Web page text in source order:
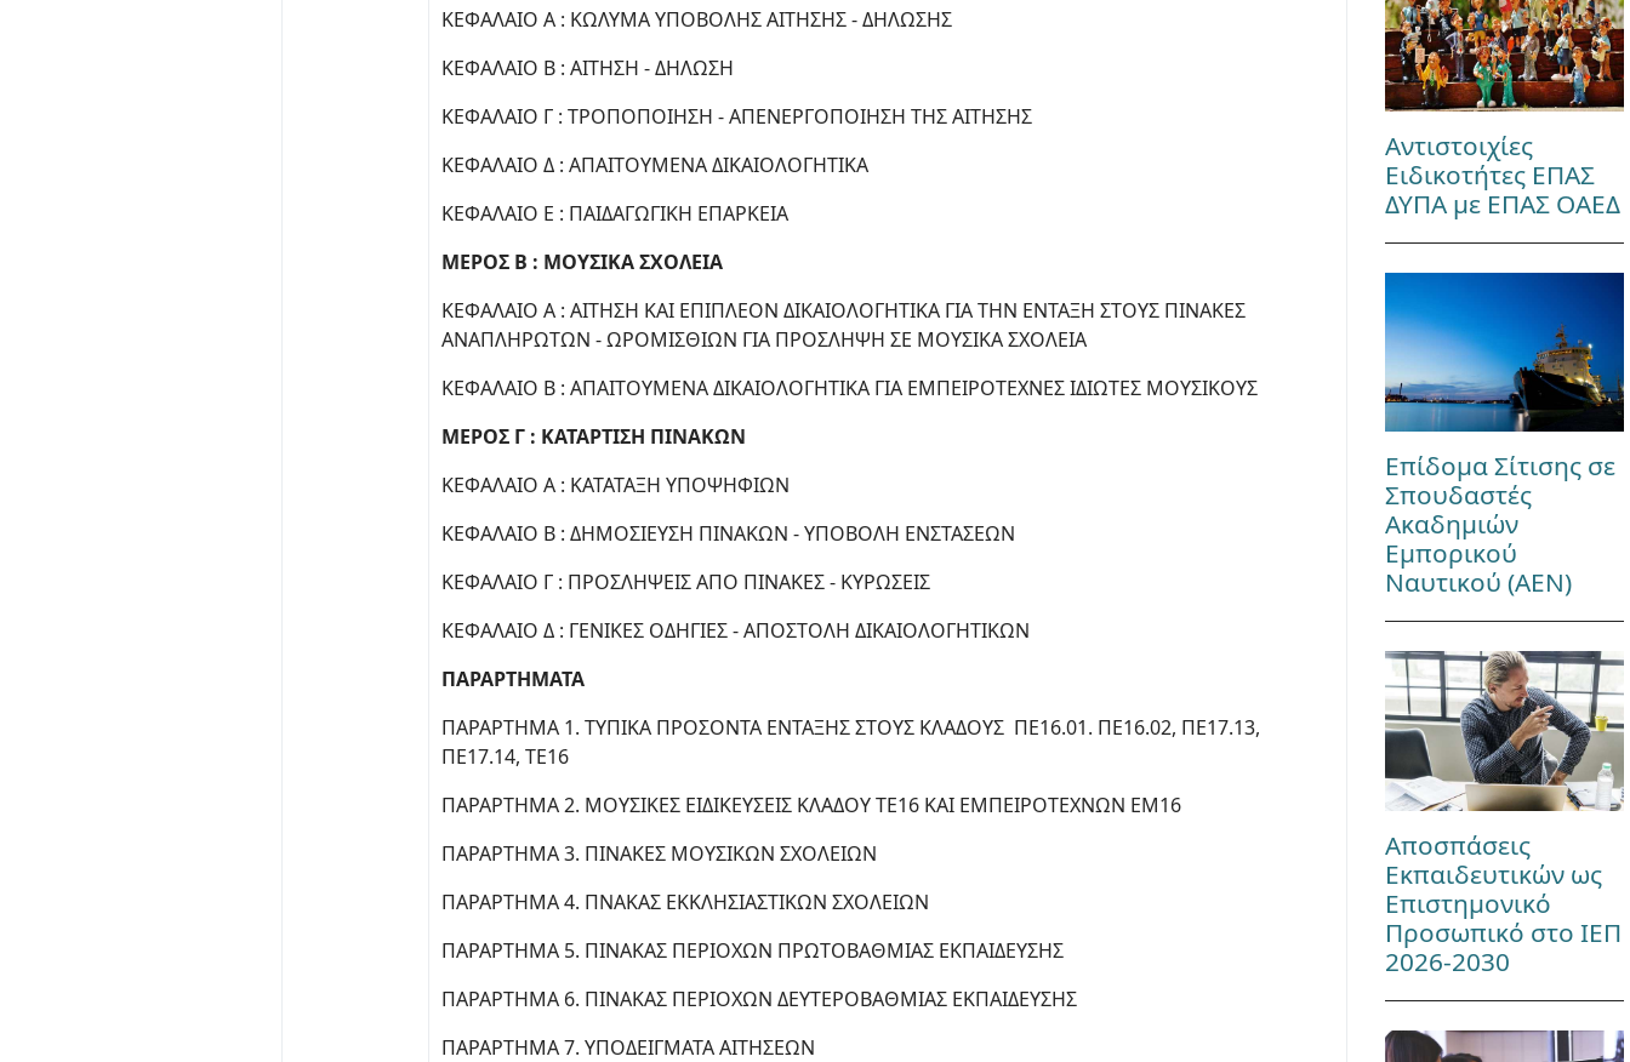
ΚΕΦΑΛΑΙΟ Α : ΚΩΛΥΜΑ ΥΠΟΒΟΛΗΣ ΑΙΤΗΣΗΣ - ΔΗΛΩΣΗΣ
ΚΕΦΑΛΑΙΟ Β : ΑΙΤΗΣΗ - ΔΗΛΩΣΗ
ΚΕΦΑΛΑΙΟ Γ : ΤΡΟΠΟΠΟΙΗΣΗ - ΑΠΕΝΕΡΓΟΠΟΙΗΣΗ ΤΗΣ ΑΙΤΗΣΗΣ
ΚΕΦΑΛΑΙΟ Δ : ΑΠΑΙΤΟΥΜΕΝΑ ΔΙΚΑΙΟΛΟΓΗΤΙΚΑ
ΚΕΦΑΛΑΙΟ Ε : ΠΑΙΔΑΓΩΓΙΚΗ ΕΠΑΡΚΕΙΑ
ΜΕΡΟΣ Β : ΜΟΥΣΙΚΑ ΣΧΟΛΕΙΑ
ΚΕΦΑΛΑΙΟ Α : ΑΙΤΗΣΗ ΚΑΙ ΕΠΙΠΛΕΟΝ ΔΙΚΑΙΟΛΟΓΗΤΙΚΑ ΓΙΑ ΤΗΝ ΕΝΤΑΞΗ ΣΤΟΥΣ ΠΙΝΑΚΕΣ
ΑΝΑΠΛΗΡΩΤΩΝ - ΩΡΟΜΙΣΘΙΩΝ ΓΙΑ ΠΡΟΣΛΗΨΗ ΣΕ ΜΟΥΣΙΚΑ ΣΧΟΛΕΙΑ
ΚΕΦΑΛΑΙΟ Β : ΑΠΑΙΤΟΥΜΕΝΑ ΔΙΚΑΙΟΛΟΓΗΤΙΚΑ ΓΙΑ ΕΜΠΕΙΡΟΤΕΧΝΕΣ ΙΔΙΩΤΕΣ ΜΟΥΣΙΚΟΥΣ
ΜΕΡΟΣ Γ : ΚΑΤΑΡΤΙΣΗ ΠΙΝΑΚΩΝ
ΚΕΦΑΛΑΙΟ Α : ΚΑΤΑΤΑΞΗ ΥΠΟΨΗΦΙΩΝ
ΚΕΦΑΛΑΙΟ Β : ΔΗΜΟΣΙΕΥΣΗ ΠΙΝΑΚΩΝ - ΥΠΟΒΟΛΗ ΕΝΣΤΑΣΕΩΝ
ΚΕΦΑΛΑΙΟ Γ : ΠΡΟΣΛΗΨΕΙΣ ΑΠΟ ΠΙΝΑΚΕΣ - ΚΥΡΩΣΕΙΣ
ΚΕΦΑΛΑΙΟ Δ : ΓΕΝΙΚΕΣ ΟΔΗΓΙΕΣ - ΑΠΟΣΤΟΛΗ ΔΙΚΑΙΟΛΟΓΗΤΙΚΩΝ
ΠΑΡΑΡΤΗΜΑΤΑ
ΠΑΡΑΡΤΗΜΑ 1. ΤΥΠΙΚΑ ΠΡΟΣΟΝΤΑ ΕΝΤΑΞΗΣ ΣΤΟΥΣ ΚΛΑΔΟΥΣ ΠΕ16.01. ΠΕ16.02, ΠΕ17.13,
ΠΕ17.14, ΤΕ16
ΠΑΡΑΡΤΗΜΑ 2. ΜΟΥΣΙΚΕΣ ΕΙΔΙΚΕΥΣΕΙΣ ΚΛΑΔΟΥ ΤΕ16 ΚΑΙ ΕΜΠΕΙΡΟΤΕΧΝΩΝ ΕΜ16
ΠΑΡΑΡΤΗΜΑ 3. ΠΙΝΑΚΕΣ ΜΟΥΣΙΚΩΝ ΣΧΟΛΕΙΩΝ
ΠΑΡΑΡΤΗΜΑ 4. ΠΝΑΚΑΣ ΕΚΚΛΗΣΙΑΣΤΙΚΩΝ ΣΧΟΛΕΙΩΝ
ΠΑΡΑΡΤΗΜΑ 5. ΠΙΝΑΚΑΣ ΠΕΡΙΟΧΩΝ ΠΡΩΤΟΒΑΘΜΙΑΣ ΕΚΠΑΙΔΕΥΣΗΣ
ΠΑΡΑΡΤΗΜΑ 6. ΠΙΝΑΚΑΣ ΠΕΡΙΟΧΩΝ ΔΕΥΤΕΡΟΒΑΘΜΙΑΣ ΕΚΠΑΙΔΕΥΣΗΣ
ΠΑΡΑΡΤΗΜΑ 7. ΥΠΟΔΕΙΓΜΑΤΑ ΑΙΤΗΣΕΩΝ
Αντιστοιχίες
Ειδικοτήτες ΕΠΑΣ
ΔΥΠΑ με ΕΠΑΣ ΟΑΕΔ
Επίδομα Σίτισης σε
Σπουδαστές
Ακαδημιών
Εμπορικού
Ναυτικού (ΑΕΝ)
Αποσπάσεις
Εκπαιδευτικών ως
Επιστημονικό
Προσωπικό στο ΙΕΠ
2026-2030